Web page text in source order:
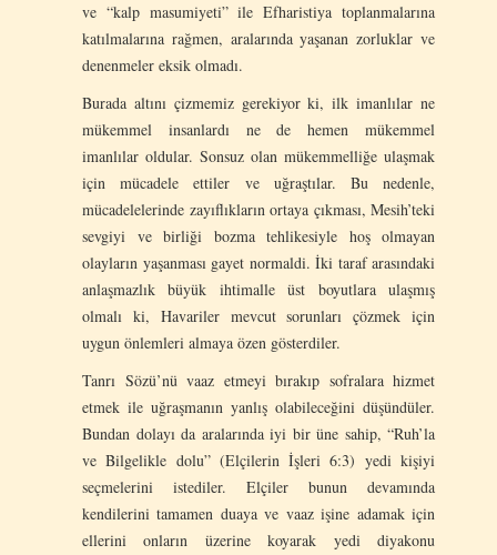
ve “kalp masumiyeti” ile Efharistiya toplanmalarına
katılmalarına rağmen, aralarında yaşanan zorluklar ve
denenmeler eksik olmadı.
Burada altını çizmemiz gerekiyor ki, ilk imanlılar ne
mükemmel insanlardı ne de hemen mükemmel
imanlılar oldular. Sonsuz olan mükemmelliğe ulaşmak
için mücadele ettiler ve uğraştılar. Bu nedenle,
mücadelelerinde zayıflıkların ortaya çıkması, Mesih’teki
sevgiyi ve birliği bozma tehlikesiyle hoş olmayan
olayların yaşanması gayet normaldi. İki taraf arasındaki
anlaşmazlık büyük ihtimalle üst boyutlara ulaşmış
olmalı ki, Havariler mevcut sorunları çözmek için
uygun önlemleri almaya özen gösterdiler.
Tanrı Sözü’nü vaaz etmeyi bırakıp sofralara hizmet
etmek ile uğraşmanın yanlış olabileceğini düşündüler.
Bundan dolayı da aralarında iyi bir üne sahip, “Ruh’la
ve Bilgelikle dolu” (Elçilerin İşleri 6:3) yedi kişiyi
seçmelerini istediler. Elçiler bunun devamında
kendilerini tamamen duaya ve vaaz işine adamak için
ellerini onların üzerine koyarak yedi diyakonu